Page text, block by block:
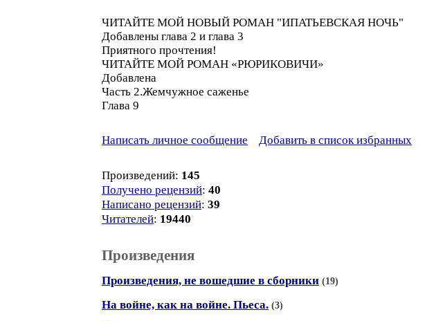
ЧИТАЙТЕ МОЙ НОВЫЙ РОМАН "ИПАТЬЕВСКАЯ НОЧЬ"
Добавлены глава 2 и глава 3
Приятного прочтения!
ЧИТАЙТЕ МОЙ РОМАН «РЮРИКОВИЧИ»
Добавлена
Часть 2.Жемчужное саженье
Глава 9
Написать личное сообщение Добавить в список избранных
Произведений: 145
Получено рецензий: 40
Написано рецензий: 39
Читателей: 19440
Произведения
Произведения, не вошедшие в сборники (19)
На войне, как на войне. Пьеса. (3)